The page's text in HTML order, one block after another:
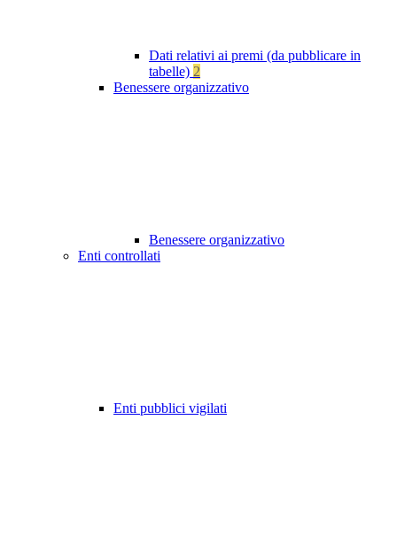
Dati relativi ai premi (da pubblicare in
tabelle) 2
Benessere organizzativo
Benessere organizzativo
Enti controllati
Enti pubblici vigilati